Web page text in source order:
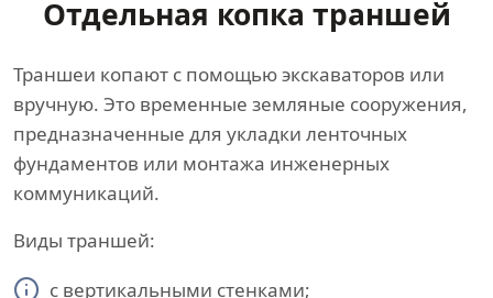
Отдельная копка траншей
Траншеи копают с помощью экскаваторов или
вручную. Это временные земляные сооружения,
предназначенные для укладки ленточных
фундаментов или монтажа инженерных
коммуникаций.
Виды траншей:
с вертикальными стенками;